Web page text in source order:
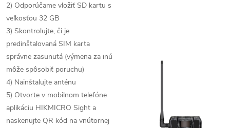
2) Odporúčame vložiť SD kartu s
veľkosťou 32 GB
3) Skontrolujte, či je
predinštalovaná SIM karta
správne zasunutá (výmena za inú
môže spôsobiť poruchu)
4) Nainštalujte anténu
5) Otvorte v mobilnom telefóne
aplikáciu HIKMICRO Sight a
naskenujte QR kód na vnútornej